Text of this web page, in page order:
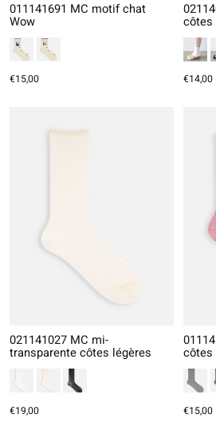
011141691 MC motif chat
Wow
€15,00
côtes
€14,00
021141027 MC mi-
transparente côtes légères
€19,00
côtes
€15,00